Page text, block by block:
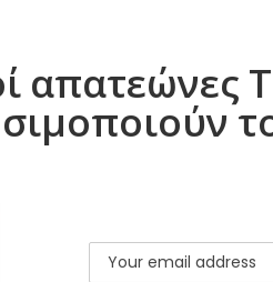
απατεώνες